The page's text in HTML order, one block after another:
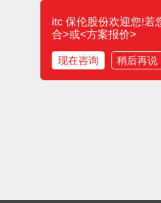
itc 保伦股份欢迎您!若
合>或<方案报价>
现在咨询 稍后再说